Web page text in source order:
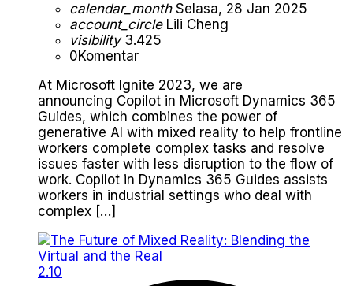
calendar_monthSelasa, 28 Jan 2025
account_circleLili Cheng
visibility3.425
0Komentar
At Microsoft Ignite 2023, we are
announcing Copilot in Microsoft Dynamics 365
Guides, which combines the power of
generative AI with mixed reality to help frontline
workers complete complex tasks and resolve
issues faster with less disruption to the flow of
work. Copilot in Dynamics 365 Guides assists
workers in industrial settings who deal with
complex […]
2.10